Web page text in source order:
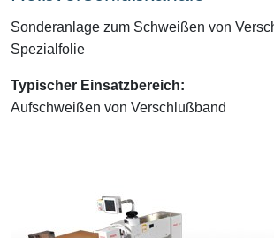
Sonderanlage zum Schweißen von
Spezialfolie
Typischer Einsatzbereich:
Aufschweißen von Verschlußband